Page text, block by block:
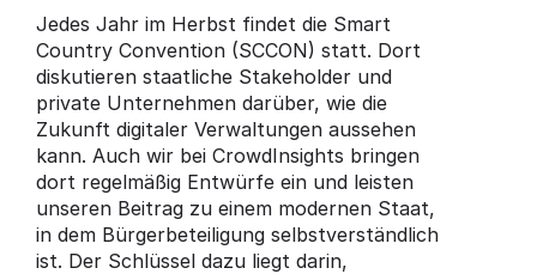
Jedes Jahr im Herbst findet die Smart
Country Convention (SCCON) statt. Dort
diskutieren staatliche Stakeholder und
private Unternehmen darüber, wie die
Zukunft digitaler Verwaltungen aussehen
kann. Auch wir bei CrowdInsights bringen
dort regelmäßig Entwürfe ein und leisten
unseren Beitrag zu einem modernen Staat,
in dem Bürgerbeteiligung selbstverständlich
ist. Der Schlüssel dazu liegt darin,